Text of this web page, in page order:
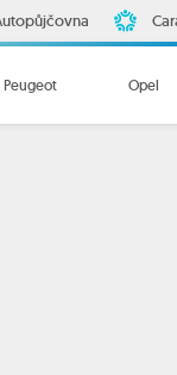
Peugeot Opel